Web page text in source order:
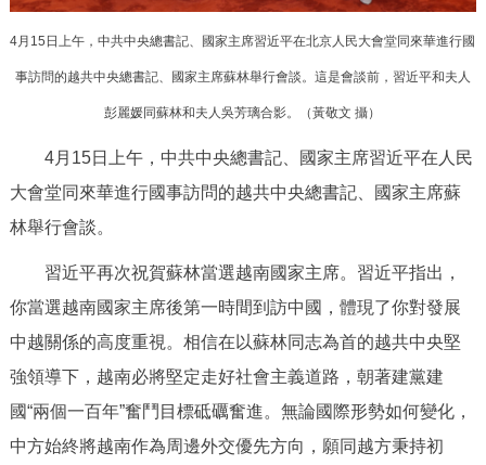
仲介服務 陽光政務
12345網上接訴即辦
參與調查 線上訪談 圖説互動
走進北京
北京概況 十六區概覽 人文北京
4月15日上午，中共中央總書記、國家主席習近平在北京人民大會堂同來華進行國
事訪問的越共中央總書記、國家主席蘇林舉行會談。這是會談前，習近平和夫人
彭麗媛同蘇林和夫人吳芳璃合影。（黃敬文 攝）
4月15日上午，中共中央總書記、國家主席習近平在人民
大會堂同來華進行國事訪問的越共中央總書記、國家主席蘇
林舉行會談。
習近平再次祝賀蘇林當選越南國家主席。習近平指出，
你當選越南國家主席後第一時間到訪中國，體現了你對發展
中越關係的高度重視。相信在以蘇林同志為首的越共中央堅
強領導下，越南必將堅定走好社會主義道路，朝著建黨建
國“兩個一百年”奮鬥目標砥礪奮進。無論國際形勢如何變化，
中方始終將越南作為周邊外交優先方向，願同越方秉持初